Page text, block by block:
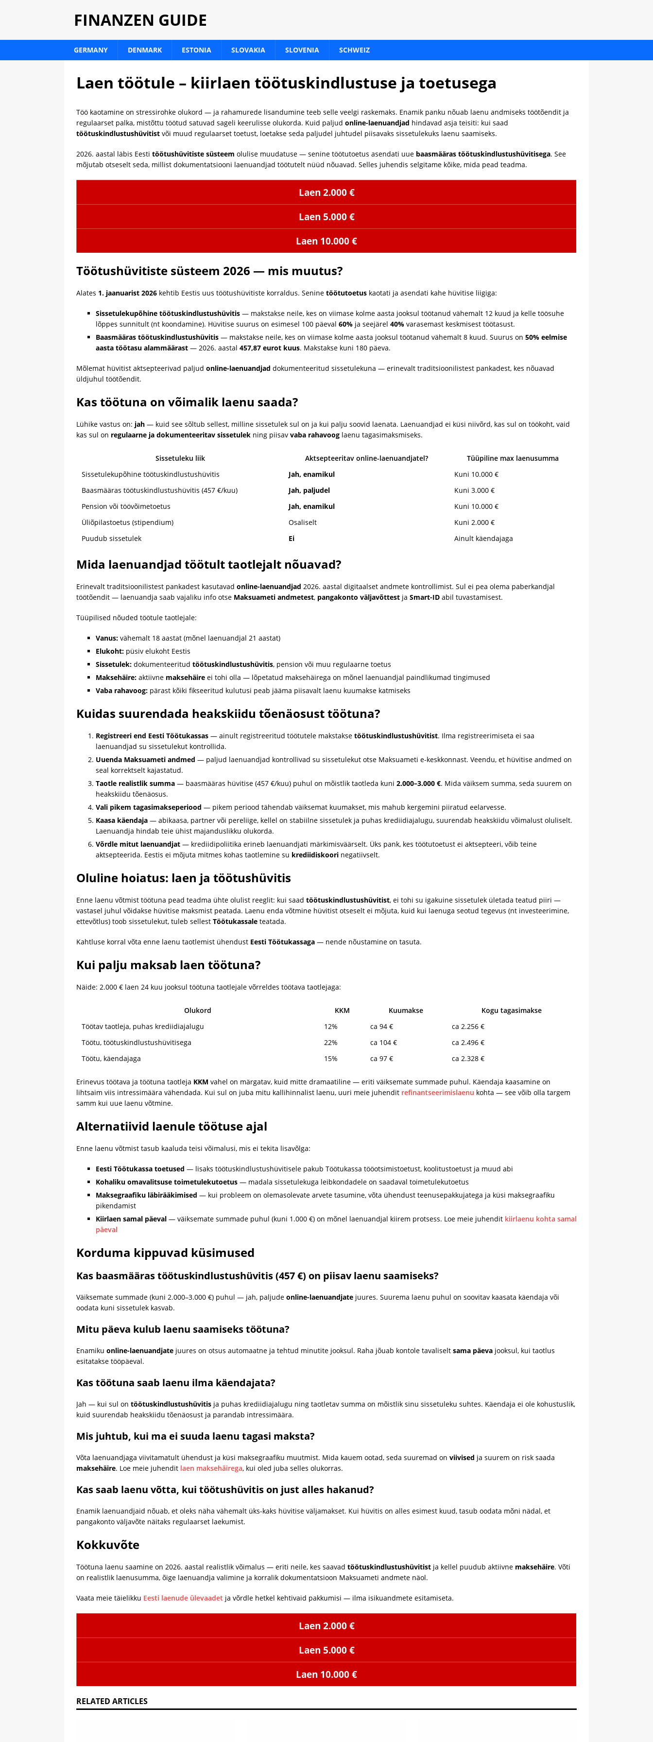
FINANZEN GUIDE
GERMANY DENMARK ESTONIA SLOVAKIA SLOVENIA SCHWEIZ
Laen töötule – kiirlaen töötuskindlustuse ja toetusega
Töö kaotamine on stressirohke olukord — ja rahamurede lisandumine teeb selle veelgi raskemaks. Enamik panku nõuab laenu andmiseks töötõendit ja
regulaarset palka, mistõttu töötud satuvad sageli keerulisse olukorda. Kuid paljud online-laenuandjad hindavad asja teisiti: kui saad
töötuskindlustushüvitist või muud regulaarset toetust, loetakse seda paljudel juhtudel piisavaks sissetulekuks laenu saamiseks.
2026. aastal läbis Eesti töötushüvitiste süsteem olulise muudatuse — senine töötutoetus asendati uue baasmääras töötuskindlustushüvitisega. See
mõjutab otseselt seda, millist dokumentatsiooni laenuandjad töötutelt nüüd nõuavad. Selles juhendis selgitame kõike, mida pead teadma.
Laen 2.000 €
Laen 5.000 €
Laen 10.000 €
Töötushüvitiste süsteem 2026 — mis muutus?
Alates 1. jaanuarist 2026 kehtib Eestis uus töötushüvitiste korraldus. Senine töötutoetus kaotati ja asendati kahe hüvitise liigiga:
Sissetulekupõhine töötuskindlustushüvitis — makstakse neile, kes on viimase kolme aasta jooksul töötanud vähemalt 12 kuud ja kelle töösuhe
lõppes sunnitult (nt koondamine). Hüvitise suurus on esimesel 100 päeval 60% ja seejärel 40% varasemast keskmisest töötasust.
Baasmääras töötuskindlustushüvitis — makstakse neile, kes on viimase kolme aasta jooksul töötanud vähemalt 8 kuud. Suurus on 50% eelmise
aasta töötasu alammäärast — 2026. aastal 457,87 eurot kuus. Makstakse kuni 180 päeva.
Mõlemat hüvitist aktsepteerivad paljud online-laenuandjad dokumenteeritud sissetulekuna — erinevalt traditsioonilistest pankadest, kes nõuavad
üldjuhul töötõendit.
Kas töötuna on võimalik laenu saada?
Lühike vastus on: jah — kuid see sõltub sellest, milline sissetulek sul on ja kui palju soovid laenata. Laenuandjad ei küsi niivõrd, kas sul on töökoht, vaid
kas sul on regulaarne ja dokumenteeritav sissetulek ning piisav vaba rahavoog laenu tagasimaksmiseks.
Sissetuleku liik Aktsepteeritav online-laenuandjatel?
Tüüpiline max laenusumma
Sissetulekupõhine töötuskindlustushüvitis
Jah, enamikul
Kuni 10.000 €
Baasmääras töötuskindlustushüvitis (457 €/kuu)
Jah, paljudel
Kuni 3.000 €
Pension või töövõimetoetus
Jah, enamikul
Kuni 10.000 €
Üliõpilastoetus (stipendium)
Osaliselt
Kuni 2.000 €
Puudub sissetulek
Ei Ainult käendajaga
Mida laenuandjad töötult taotlejalt nõuavad?
Erinevalt traditsioonilistest pankadest kasutavad online-laenuandjad 2026. aastal digitaalset andmete kontrollimist. Sul ei pea olema paberkandjal
töötõendit — laenuandja saab vajaliku info otse Maksuameti andmetest, pangakonto väljavõttest ja Smart-ID abil tuvastamisest.
Tüüpilised nõuded töötule taotlejale:
Vanus: vähemalt 18 aastat (mõnel laenuandjal 21 aastat)
Elukoht: püsiv elukoht Eestis
Sissetulek: dokumenteeritud töötuskindlustushüvitis, pension või muu regulaarne toetus
Maksehäire: aktiivne maksehäire ei tohi olla — lõpetatud maksehäirega on mõnel laenuandjal paindlikumad tingimused
Vaba rahavoog: pärast kõiki fikseeritud kulutusi peab jääma piisavalt laenu kuumakse katmiseks
Kuidas suurendada heakskiidu tõenäosust töötuna?
Registreeri end Eesti Töötukassas — ainult registreeritud töötutele makstakse töötuskindlustushüvitist. Ilma registreerimiseta ei saa
laenuandjad su sissetulekut kontrollida.
Uuenda Maksuameti andmed — paljud laenuandjad kontrollivad su sissetulekut otse Maksuameti e-keskkonnast. Veendu, et hüvitise andmed on
seal korrektselt kajastatud.
Taotle realistlik summa — baasmääras hüvitise (457 €/kuu) puhul on mõistlik taotleda kuni 2.000–3.000 €. Mida väiksem summa, seda suurem on
heakskiidu tõenäosus.
Vali pikem tagasimakseperiood — pikem periood tähendab väiksemat kuumakset, mis mahub kergemini piiratud eelarvesse.
Kaasa käendaja — abikaasa, partner või pereliige, kellel on stabiilne sissetulek ja puhas krediidiajalugu, suurendab heakskiidu võimalust oluliselt.
Laenuandja hindab teie ühist majanduslikku olukorda.
Võrdle mitut laenuandjat — krediidipoliitika erineb laenuandjati märkimisväärselt. Üks pank, kes töötutoetust ei aktsepteeri, võib teine
aktsepteerida. Eestis ei mõjuta mitmes kohas taotlemine su krediidiskoori negatiivselt.
Oluline hoiatus: laen ja töötushüvitis
Enne laenu võtmist töötuna pead teadma ühte olulist reeglit: kui saad töötuskindlustushüvitist, ei tohi su igakuine sissetulek ületada teatud piiri —
vastasel juhul võidakse hüvitise maksmist peatada. Laenu enda võtmine hüvitist otseselt ei mõjuta, kuid kui laenuga seotud tegevus (nt investeerimine,
ettevõtlus) toob sissetulekut, tuleb sellest Töötukassale teatada.
Kahtluse korral võta enne laenu taotlemist ühendust Eesti Töötukassaga — nende nõustamine on tasuta.
Kui palju maksab laen töötuna?
Näide: 2.000 € laen 24 kuu jooksul töötuna taotlejale võrreldes töötava taotlejaga:
Olukord KKM Kuumakse
Kogu tagasimakse
Töötav taotleja, puhas krediidiajalugu
12% ca 94 €
ca 2.256 €
Töötu, töötuskindlustushüvitisega
22% ca 104 €
ca 2.496 €
Töötu, käendajaga
15% ca 97 € ca 2.328 €
Erinevus töötava ja töötuna taotleja KKM vahel on märgatav, kuid mitte dramaatiline — eriti väiksemate summade puhul. Käendaja kaasamine on
lihtsaim viis intressimäära vähendada. Kui sul on juba mitu kallihinnalist laenu, uuri meie juhendit refinantseerimislaenu kohta — see võib olla targem
samm kui uue laenu võtmine.
Alternatiivid laenule töötuse ajal
Enne laenu võtmist tasub kaaluda teisi võimalusi, mis ei tekita lisavõlga:
Eesti Töötukassa toetused — lisaks töötuskindlustushüvitisele pakub Töötukassa tööotsimistoetust, koolitustoetust ja muud abi
Kohaliku omavalitsuse toimetulekutoetus — madala sissetulekuga leibkondadele on saadaval toimetulekutoetus
Maksegraafiku läbirääkimised — kui probleem on olemasolevate arvete tasumine, võta ühendust teenusepakkujatega ja küsi maksegraafiku
pikendamist
Kiirlaen samal päeval — väiksemate summade puhul (kuni 1.000 €) on mõnel laenuandjal kiirem protsess. Loe meie juhendit kiirlaenu kohta samal
päeval
Korduma kippuvad küsimused
Kas baasmääras töötuskindlustushüvitis (457 €) on piisav laenu saamiseks?
Väiksemate summade (kuni 2.000–3.000 €) puhul — jah, paljude online-laenuandjate juures. Suurema laenu puhul on soovitav kaasata käendaja või
oodata kuni sissetulek kasvab.
Mitu päeva kulub laenu saamiseks töötuna?
Enamiku online-laenuandjate juures on otsus automaatne ja tehtud minutite jooksul. Raha jõuab kontole tavaliselt sama päeva jooksul, kui taotlus
esitatakse tööpäeval.
Kas töötuna saab laenu ilma käendajata?
Jah — kui sul on töötuskindlustushüvitis ja puhas krediidiajalugu ning taotletav summa on mõistlik sinu sissetuleku suhtes. Käendaja ei ole kohustuslik,
kuid suurendab heakskiidu tõenäosust ja parandab intressimäära.
Mis juhtub, kui ma ei suuda laenu tagasi maksta?
Võta laenuandjaga viivitamatult ühendust ja küsi maksegraafiku muutmist. Mida kauem ootad, seda suuremad on viivised ja suurem on risk saada
maksehäire. Loe meie juhendit laen maksehäirega, kui oled juba selles olukorras.
Kas saab laenu võtta, kui töötushüvitis on just alles hakanud?
Enamik laenuandjaid nõuab, et oleks näha vähemalt üks-kaks hüvitise väljamakset. Kui hüvitis on alles esimest kuud, tasub oodata mõni nädal, et
pangakonto väljavõte näitaks regulaarset laekumist.
Kokkuvõte
Töötuna laenu saamine on 2026. aastal realistlik võimalus — eriti neile, kes saavad töötuskindlustushüvitist ja kellel puudub aktiivne maksehäire. Võti
on realistlik laenusumma, õige laenuandja valimine ja korralik dokumentatsioon Maksuameti andmete näol.
Vaata meie täielikku Eesti laenude ülevaadet ja võrdle hetkel kehtivaid pakkumisi — ilma isikuandmete esitamiseta.
Laen 2.000 €
Laen 5.000 €
Laen 10.000 €
RELATED ARTICLES